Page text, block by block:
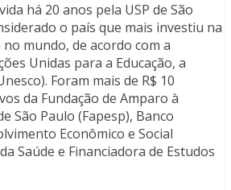
há 20 anos pela USP de São
o país que mais investiu na
mundo, de acordo com a
Unidas para a Educação, a
Foram mais de R$ 10
da Fundação de Amparo à
São Paulo (Fapesp), Banco
Econômico e Social
Saúde e Financiadora de Estudos